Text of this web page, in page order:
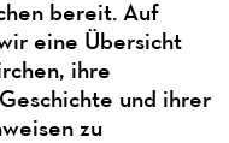
bereit. Auf
eine Übersicht
ihre
und ihrer
zu